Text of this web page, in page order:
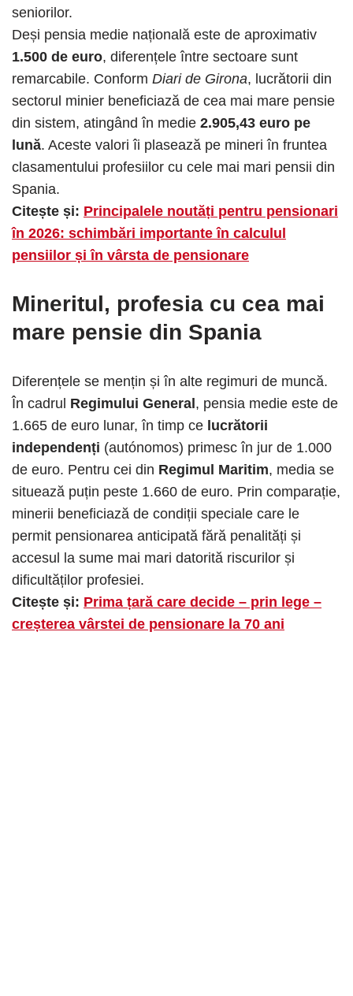
seniorilor.
Deși pensia medie națională este de aproximativ
1.500 de euro, diferențele între sectoare sunt
remarcabile. Conform Diari de Girona, lucrătorii din
sectorul minier beneficiază de cea mai mare pensie
din sistem, atingând în medie 2.905,43 euro pe
lună. Aceste valori îi plasează pe mineri în fruntea
clasamentului profesiilor cu cele mai mari pensii din
Spania.
Citește și: Principalele noutăți pentru pensionari
în 2026: schimbări importante în calculul
pensiilor și în vârsta de pensionare
Mineritul, profesia cu cea mai
mare pensie din Spania
Diferențele se mențin și în alte regimuri de muncă.
În cadrul Regimului General , pensia medie este de
1.665 de euro lunar, în timp ce lucrătorii
independenți (autónomos) primesc în jur de 1.000
de euro. Pentru cei din Regimul Maritim, media se
situează puțin peste 1.660 de euro. Prin comparație,
minerii beneficiază de condiții speciale care le
permit pensionarea anticipată fără penalități și
accesul la sume mai mari datorită riscurilor și
dificultăților profesiei.
Citește și: Prima țară care decide – prin lege –
creșterea vârstei de pensionare la 70 ani